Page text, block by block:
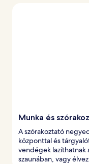
Munka és
A szórakoztató
központtal és
vendégek lazíthatnak
szaunában, vagy